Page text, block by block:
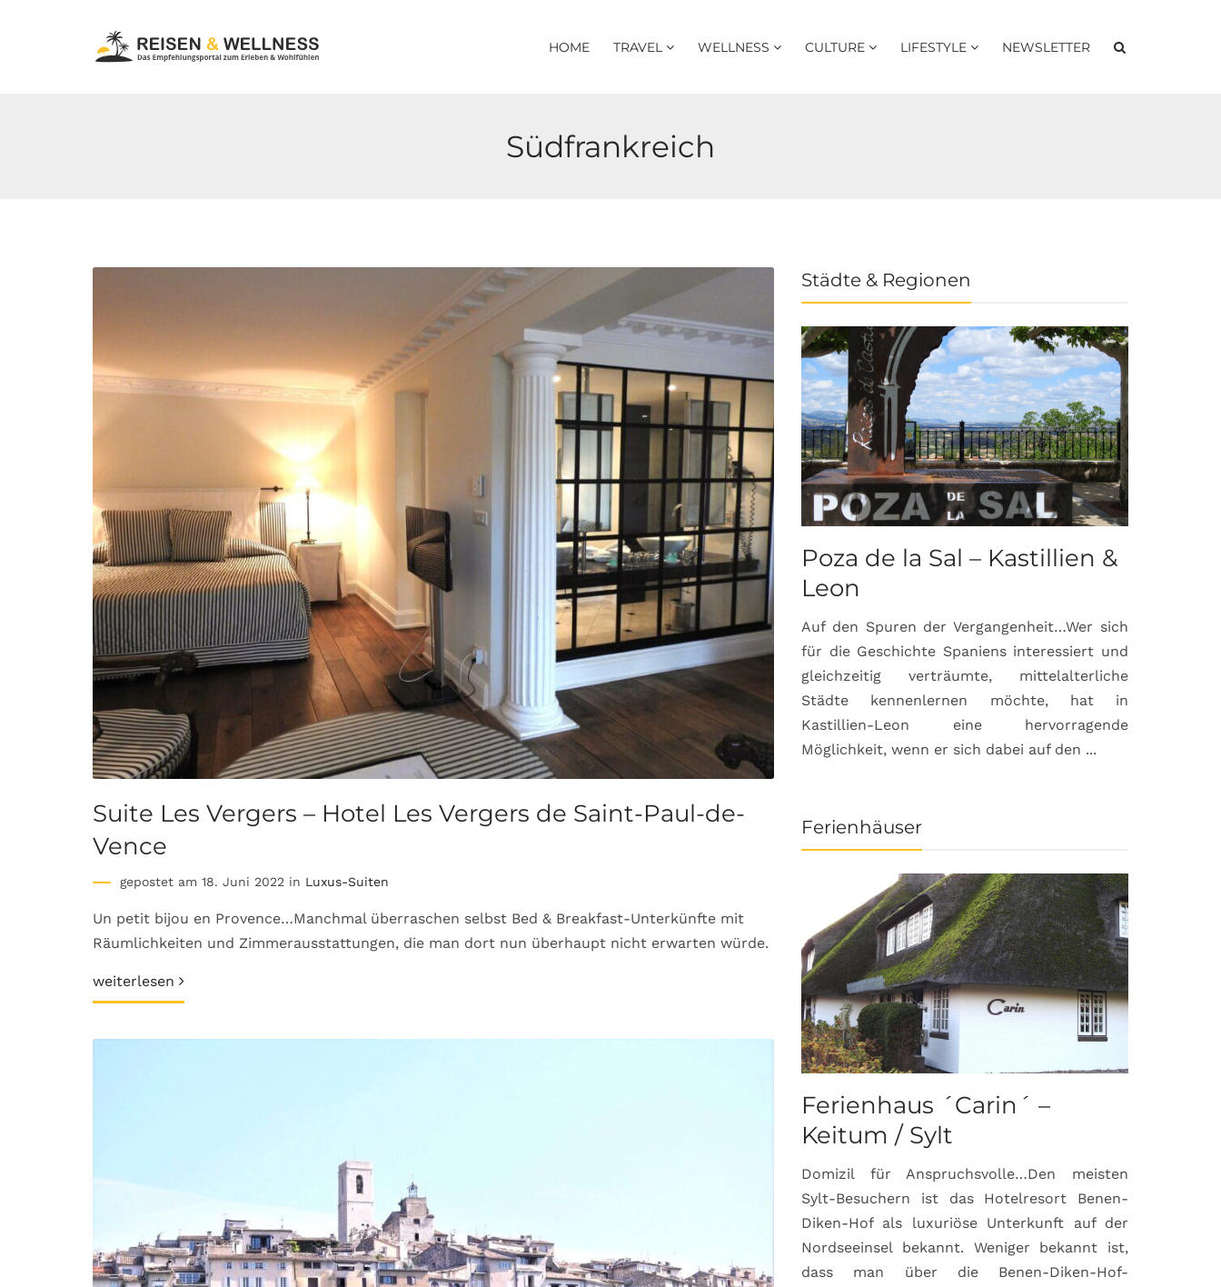
HOME TRAVEL WELLNESS CULTURE LIFESTYLE NEWSLETTER
Südfrankreich
Suite Les Vergers – Hotel Les Vergers de Saint-Paul-de-
Vence
gepostet am 18. Juni 2022 in Luxus-Suiten
Un petit bijou en Provence…Manchmal überraschen selbst Bed & Breakfast-Unterkünfte mit
Räumlichkeiten und Zimmerausstattungen, die man dort nun überhaupt nicht erwarten würde.
weiterlesen
Städte & Regionen
Poza de la Sal – Kastillien &
Leon
Auf den Spuren der Vergangenheit…Wer sich
für die Geschichte Spaniens interessiert und
gleichzeitig verträumte, mittelalterliche
Städte kennenlernen möchte, hat in
Kastillien-Leon eine hervorragende
Möglichkeit, wenn er sich dabei auf den ...
Ferienhäuser
Ferienhaus ´Carin´ –
Keitum / Sylt
Domizil für Anspruchsvolle…Den meisten
Sylt-Besuchern ist das Hotelresort Benen-
Diken-Hof als luxuriöse Unterkunft auf der
Nordseeinsel bekannt. Weniger bekannt ist,
dass man über die Benen-Diken-Hof-